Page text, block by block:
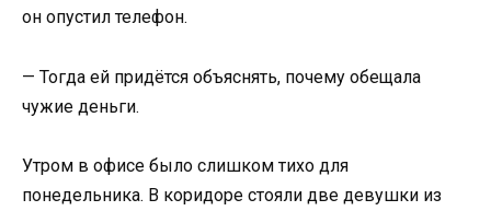
он опустил телефон.
— Тогда ей придётся объяснять, почему обещала
чужие деньги.
Утром в офисе было слишком тихо для
понедельника. В коридоре стояли две девушки из